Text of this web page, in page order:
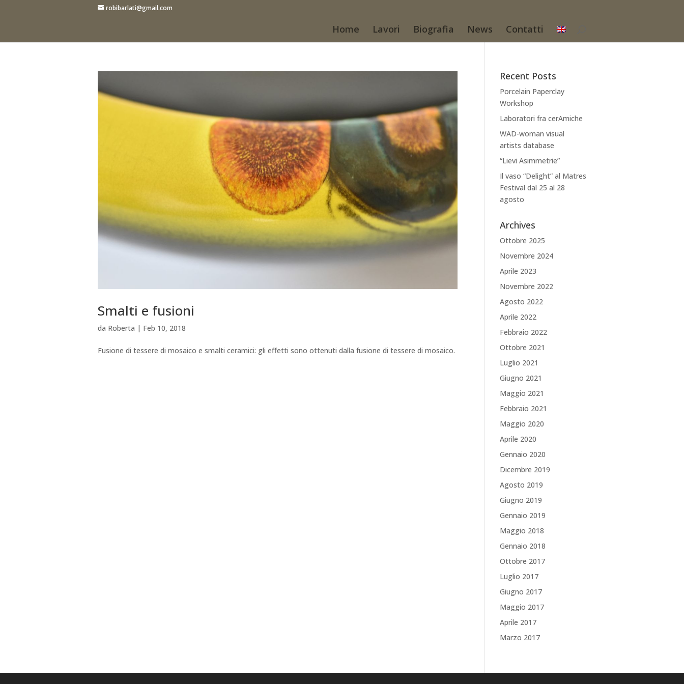
robibarlati@gmail.com
Home Lavori Biografia News Contatti
Smalti e fusioni
da Roberta | Feb 10, 2018
Fusione di tessere di mosaico e smalti ceramici: gli effetti sono ottenuti dalla fusione di tessere di mosaico.
Recent Posts
Porcelain Paperclay
Workshop
Laboratori fra cerAmiche
WAD-woman visual
artists database
“Lievi Asimmetrie”
Il vaso “Delight” al Matres
Festival dal 25 al 28
agosto
Archives
Ottobre 2025
Novembre 2024
Aprile 2023
Novembre 2022
Agosto 2022
Aprile 2022
Febbraio 2022
Ottobre 2021
Luglio 2021
Giugno 2021
Maggio 2021
Febbraio 2021
Maggio 2020
Aprile 2020
Gennaio 2020
Dicembre 2019
Agosto 2019
Giugno 2019
Gennaio 2019
Maggio 2018
Gennaio 2018
Ottobre 2017
Luglio 2017
Giugno 2017
Maggio 2017
Aprile 2017
Marzo 2017